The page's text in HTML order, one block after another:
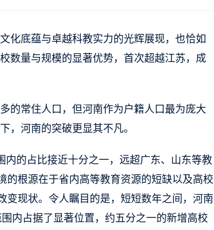
化底蕴与卓越科教实力的光辉展现，也恰如
数量与规模的显著优势，首次超越江苏，成
的常住人口，但河南作为户籍人口最为庞大
，河南的突破更显其不凡。
的占比接近十分之一，远超广东、山东等教
的根源在于省内高等教育资源的短缺以及高校
变现状。令人瞩目的是，短短数年之间，河南
内占据了显著位置，约五分之一的新增高校